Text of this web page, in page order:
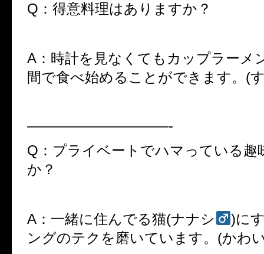
Q：得意料理はありますか？
A：時計を見なくてもカップラーメ
間で食べ始めることができます。(
——————————-
Q：プライベートでハマっている趣
か？
A：一緒に住んでる猫(ナナシ
)に
ングのテクを磨いています。(かわ